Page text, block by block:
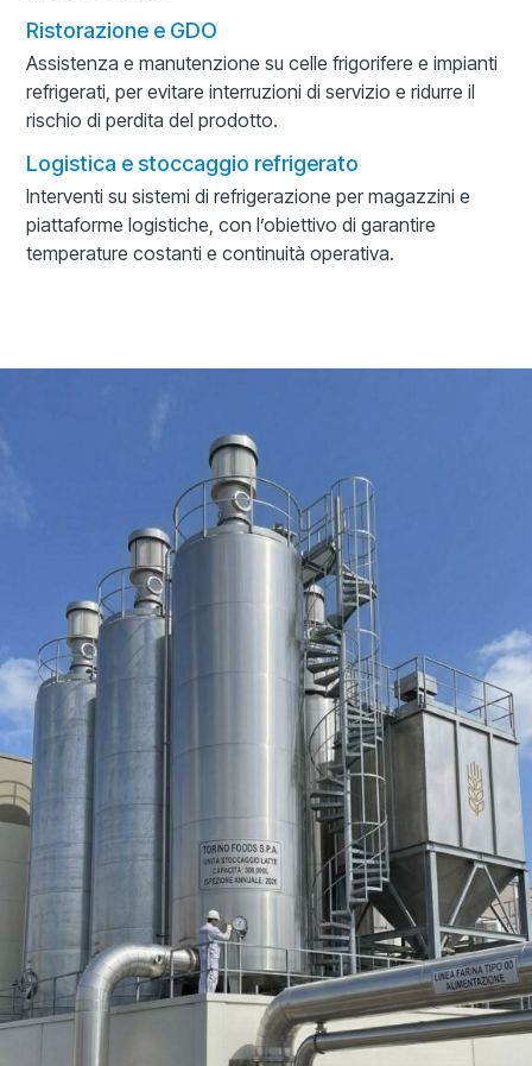
Ristorazione e GDO
Assistenza e manutenzione su celle frigorifere e impianti
refrigerati, per evitare interruzioni di servizio e ridurre il
rischio di perdita del prodotto.
Logistica e stoccaggio refrigerato
Interventi su sistemi di refrigerazione per magazzini e
piattaforme logistiche, con l’obiettivo di garantire
temperature costanti e continuità operativa.